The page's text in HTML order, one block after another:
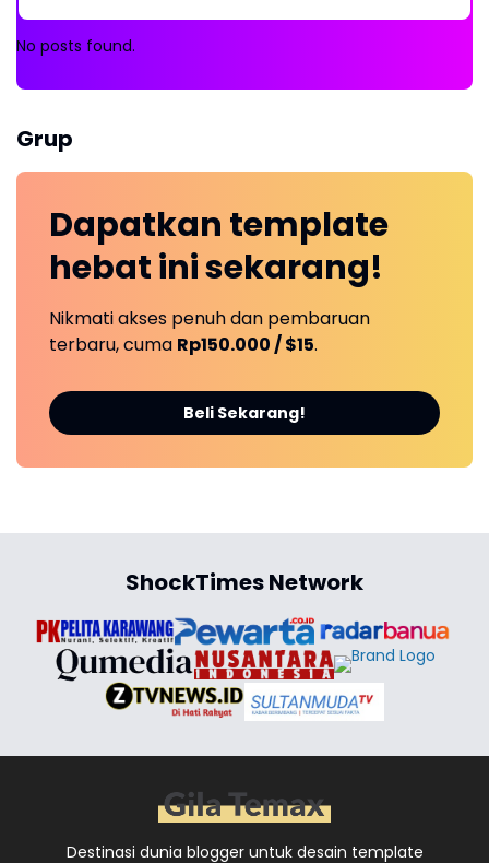
No posts found.
Grup
Dapatkan template
hebat inisekarang!
Nikmati akses penuh dan pembaruan
terbaru, cuma Rp150.000 / $15.
Beli Sekarang!
ShockTimes Network
Destinasi dunia blogger untuk desain template